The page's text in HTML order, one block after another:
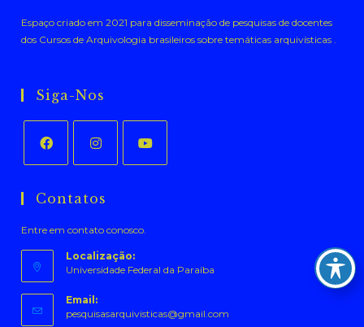
Espaço criado em 2021 para disseminação de pesquisas de docentes
dos Cursos de Arquivologia brasileiros sobre temáticas arquivísticas .
Siga-Nos
em
nova
aba
em
nova
aba
nova
aba
Contatos
Entre em contato conosco.
Localização:
Universidade Federal da Paraíba
Email:
pesquisasarquivisticas@gmail.com